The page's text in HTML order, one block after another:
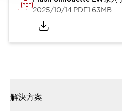
2025/10/14.PDF1.63MB
解決方案